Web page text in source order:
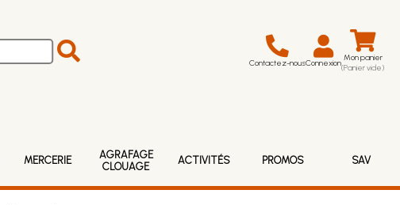
Contactez-nousConnexion Mon panier
(Panier vide)
MERCERIE
AGRAFAGE
CLOUAGE
ACTIVITÉS PROMOS SAV